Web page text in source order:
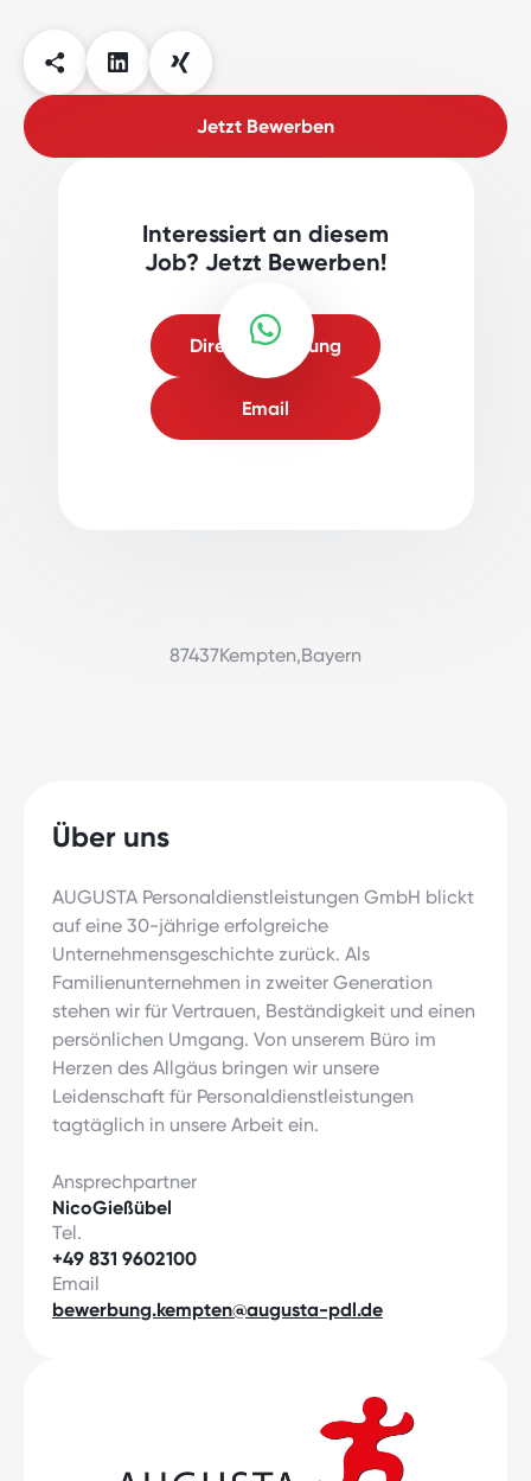
Jetzt Bewerben
Interessiert an diesem
Job? Jetzt Bewerben!
Direktbewerbung
Email
87437Kempten,Bayern
Über uns
AUGUSTA Personaldienstleistungen GmbH blickt
auf eine 30-jährige erfolgreiche
Unternehmensgeschichte zurück. Als
Familienunternehmen in zweiter Generation
stehen wir für Vertrauen, Beständigkeit und einen
persönlichen Umgang. Von unserem Büro im
Herzen des Allgäus bringen wir unsere
Leidenschaft für Personaldienstleistungen
tagtäglich in unsere Arbeit ein.
Ansprechpartner
NicoGießübel
Tel.
+49 831 9602100
Email
bewerbung.kempten@augusta-pdl.de